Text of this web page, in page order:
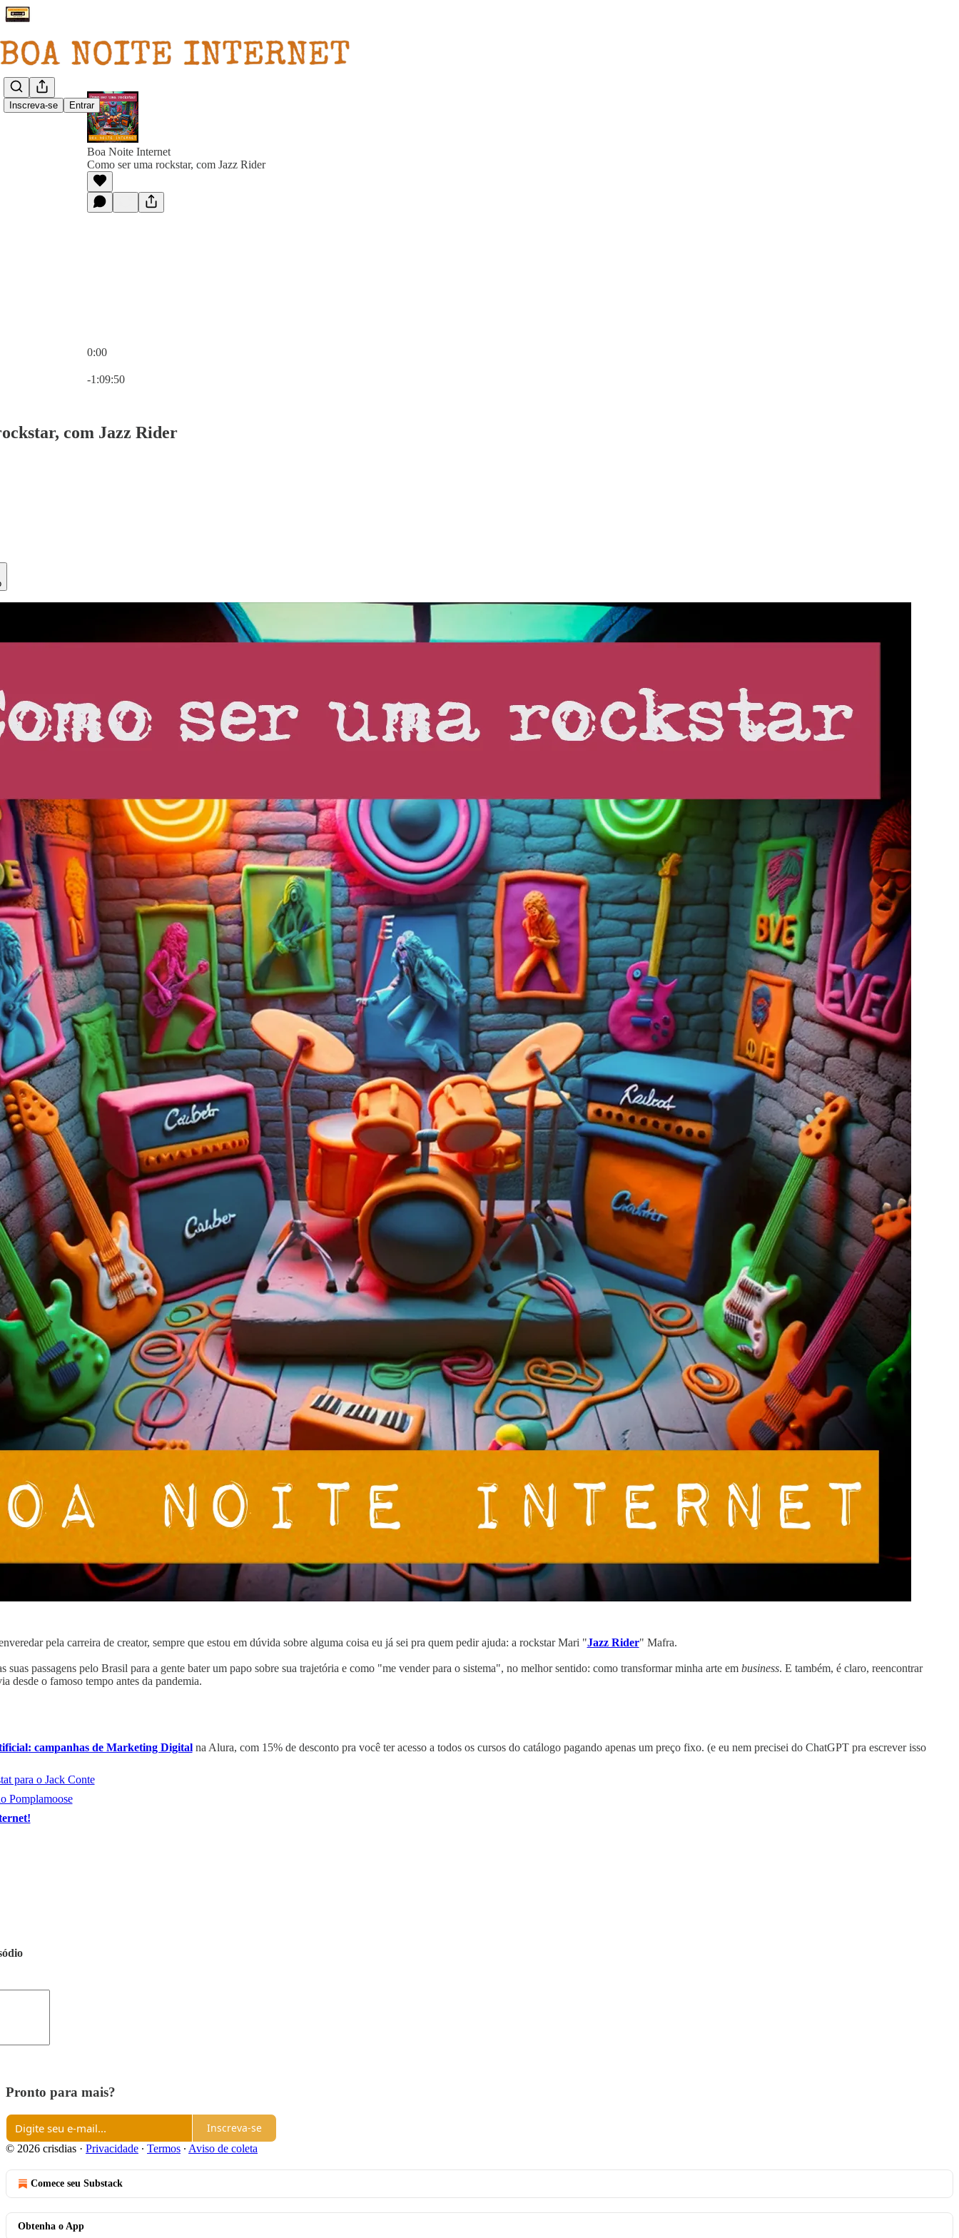
Inscreva-se Entrar
Boa Noite Internet
Como ser uma rockstar, com Jazz Rider
0:00
-1:09:50
com Jazz Rider
pela carreira de creator, sempre que estou em dúvida sobre alguma coisa eu já sei pra quem pedir ajuda: a rockstar Mari "Jazz Rider" Mafra.
suas passagens pelo Brasil para a gente bater um papo sobre sua trajetória e como "me vender para o sistema", no melhor sentido: como transformar minha arte em business. E também, é claro, reencontrar
desde o famoso tempo antes da pandemia.
campanhas de Marketing Digitalna Alura, com 15% de desconto pra você ter acesso a todos os cursos do catálogo pagando apenas um preço fixo. (e eu nem precisei do ChatGPT pra escrever isso
para o Jack Conte
Pomplamoose
Pronto para mais?
Inscreva-se
© 2026 crisdias · Privacidade ∙ Termos ∙ Aviso de coleta
Comece seu Substack
Obtenha o App